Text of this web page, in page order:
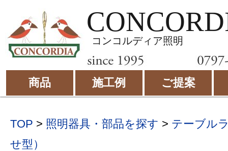
コンコルディア照明
商品 施工例 ご提案
TOP > 照明器具・部品を探す > テーブル
せ型）